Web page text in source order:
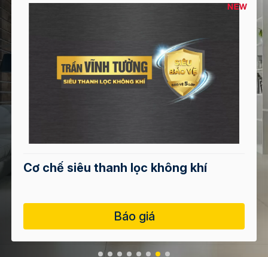
Trần Thạch Cao Vĩnh Tường Siêu
Báo giá